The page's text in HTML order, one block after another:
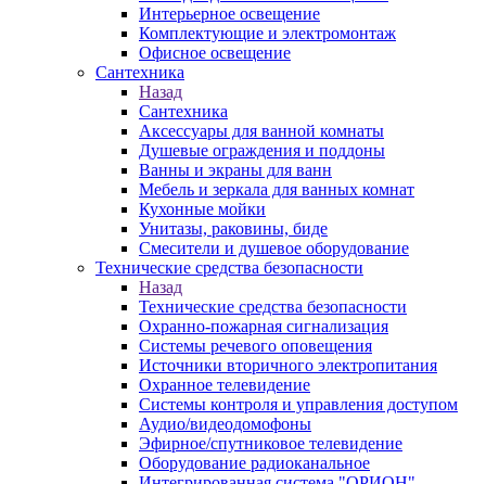
Интерьерное освещение
Комплектующие и электромонтаж
Офисное освещение
Сантехника
Назад
Сантехника
Аксессуары для ванной комнаты
Душевые ограждения и поддоны
Ванны и экраны для ванн
Мебель и зеркала для ванных комнат
Кухонные мойки
Унитазы, раковины, биде
Смесители и душевое оборудование
Технические средства безопасности
Назад
Технические средства безопасности
Охранно-пожарная сигнализация
Системы речевого оповещения
Источники вторичного электропитания
Охранное телевидение
Системы контроля и управления доступом
Аудио/видеодомофоны
Эфирное/спутниковое телевидение
Оборудование радиоканальное